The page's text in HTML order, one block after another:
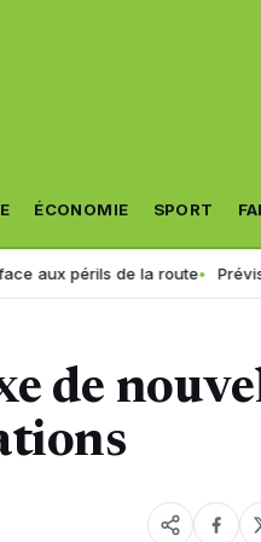
ÉCONOMIE SPORT
de la route Prévisions météo
de